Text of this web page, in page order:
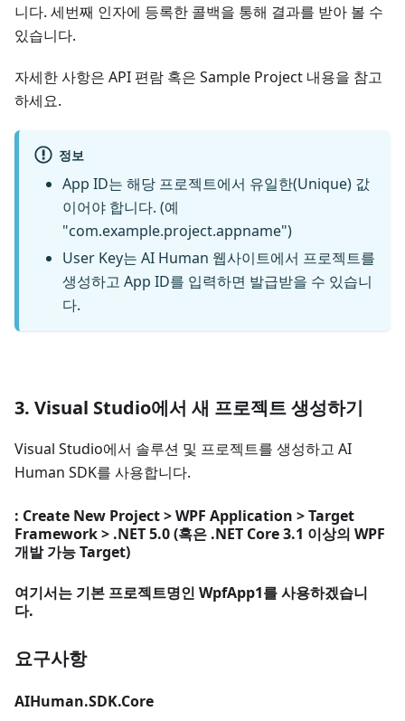
니다. 세번째 인자에 등록한 콜백을 통해 결과를 받아 볼 수
있습니다.
자세한 사항은 API 편람 혹은 Sample Project 내용을 참고
하세요.
정보
App ID는 해당 프로젝트에서 유일한(Unique) 값
이어야 합니다. (예
"com.example.project.appname")
User Key는 AI Human 웹사이트에서 프로젝트를
생성하고 App ID를 입력하면 발급받을 수 있습니
다.
3. Visual Studio에서 새 프로젝트 생성하기
Visual Studio에서 솔루션 및 프로젝트를 생성하고 AI
Human SDK를 사용합니다.
: Create New Project > WPF Application > Target
Framework > .NET 5.0 (혹은 .NET Core 3.1 이상의 WPF
개발 가능 Target)
여기서는 기본 프로젝트명인 WpfApp1를 사용하겠습니
다.
요구사항
AIHuman.SDK.Core